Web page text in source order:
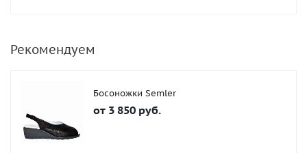
Рекомендуем
Босоножки Semler
от 3 850 руб.